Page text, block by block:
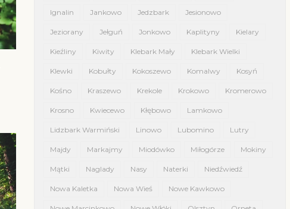
Ignalin Jankowo Jedzbark Jesionowo
Jeziorany Jełguń Jonkowo Kaplityny Kielary
Kieźliny Kiwity Klebark Mały Klebark Wielki
Klewki Kobułty Kokoszewo Komalwy Kosyń
Kośno Kraszewo Krekole Krokowo Kromerowo
Krosno Kwiecewo Kłębowo Lamkowo
Lidzbark Warmiński Linowo Lubomino Lutry
Majdy Markajmy Miodówko Miłogórze Mokiny
Mątki Naglady Nasy Naterki Niedźwiedź
Nowa Kaletka Nowa Wieś Nowe Kawkowo